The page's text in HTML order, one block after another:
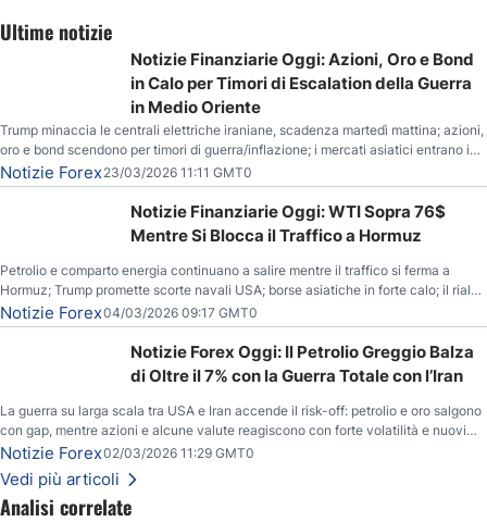
Ultime notizie
Notizie Finanziarie Oggi: Azioni, Oro e Bond
in Calo per Timori di Escalation della Guerra
in Medio Oriente
Trump minaccia le centrali elettriche iraniane, scadenza martedì mattina; azioni,
oro e bond scendono per timori di guerra/inflazione; i mercati asiatici entrano in
correzione; il petrolio greggio resta stabile.
Notizie Forex23/03/2026 11:11 GMT0
Notizie Finanziarie Oggi: WTI Sopra 76$
Mentre Si Blocca il Traffico a Hormuz
Petrolio e comparto energia continuano a salire mentre il traffico si ferma a
Hormuz; Trump promette scorte navali USA; borse asiatiche in forte calo; il rialzo
del gas naturale mette pressione all’euro.
Notizie Forex04/03/2026 09:17 GMT0
Notizie Forex Oggi: Il Petrolio Greggio Balza
di Oltre il 7% con la Guerra Totale con l’Iran
La guerra su larga scala tra USA e Iran accende il risk-off: petrolio e oro salgono
con gap, mentre azioni e alcune valute reagiscono con forte volatilità e nuovi
livelli da monitorare.
Notizie Forex02/03/2026 11:29 GMT0
Vedi più articoli
Analisi correlate